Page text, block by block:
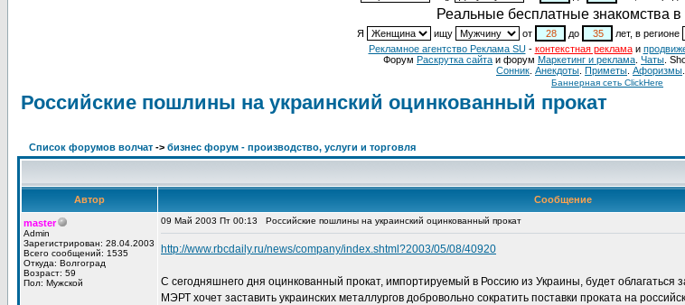
Реальные бесплатные знакомства в
Я ищу от до
лет, в регионе
Рекламное агентство Реклама SU- контекстная рекламаи
Форум Раскрутка сайта и форум Маркетинг и реклама Чаты .
Сонник Анекдоты Приметы Aфоризмы
Баннерная сеть ClickHere
Российские пошлины на украинский оцинкованный прокат
Список форумов волчат -> бизнес форум - производство, услуги и торговля
Автор Сообщение
master
Admin
Зарегистрирован: 28.04.2003
Всего сообщений: 1535
Откуда: Волгоград
Возраст: 59
Пол: Мужской
09 Май 2003 Пт 00:13 Российские пошлины на украинский оцинкованный прокат
http://www.rbcdaily.ru/news/company/index.shtml?2003/05/08/40920
С сегодняшнего дня оцинкованный прокат, импортируемый в Россию из Украины, будет
МЭРТ хочет заставить украинских металлургов добровольно сократить поставки проката на